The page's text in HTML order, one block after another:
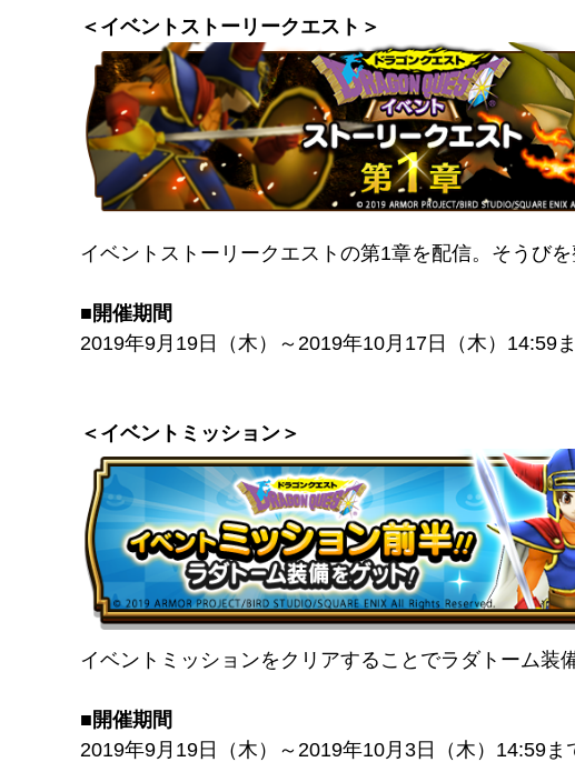
＜イベントストーリークエスト＞
イベントストーリークエストの第1章を配信。そうび
■開催期間
2019年9月19日（木）～2019年10月17日（木）14:59
＜イベントミッション＞
イベントミッションをクリアすることでラダトーム装
■開催期間
2019年9月19日（木）～2019年10月3日（木）14:59ま